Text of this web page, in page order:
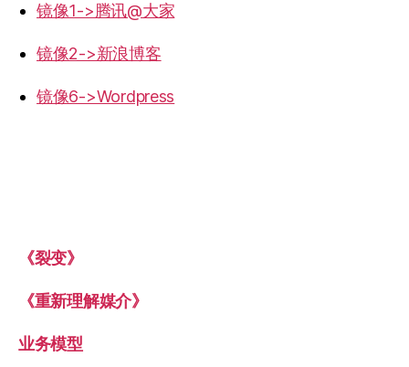
镜像1->腾讯@大家
镜像2->新浪博客
镜像6->Wordpress
《裂变》
《重新理解媒介》
业务模型